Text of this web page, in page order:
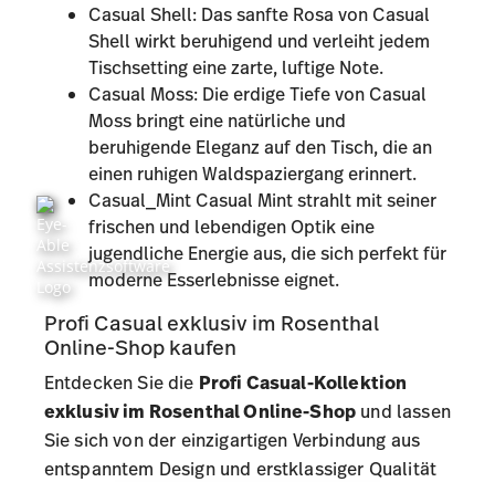
Casual Shell: Das sanfte Rosa von Casual
Shell wirkt beruhigend und verleiht jedem
Tischsetting eine zarte, luftige Note.
Casual Moss: Die erdige Tiefe von Casual
Moss bringt eine natürliche und
beruhigende Eleganz auf den Tisch, die an
einen ruhigen Waldspaziergang erinnert.
Casual_MintCasual Mint strahlt mit seiner
frischen und lebendigen Optik eine
jugendliche Energie aus, die sich perfekt für
moderne Esserlebnisse eignet.
Profi Casual exklusiv im Rosenthal
Online-Shop kaufen
Entdecken Sie die Profi Casual-Kollektion
exklusiv im Rosenthal Online-Shop und lassen
Sie sich von der einzigartigen Verbindung aus
entspanntem Design und erstklassiger Qualität